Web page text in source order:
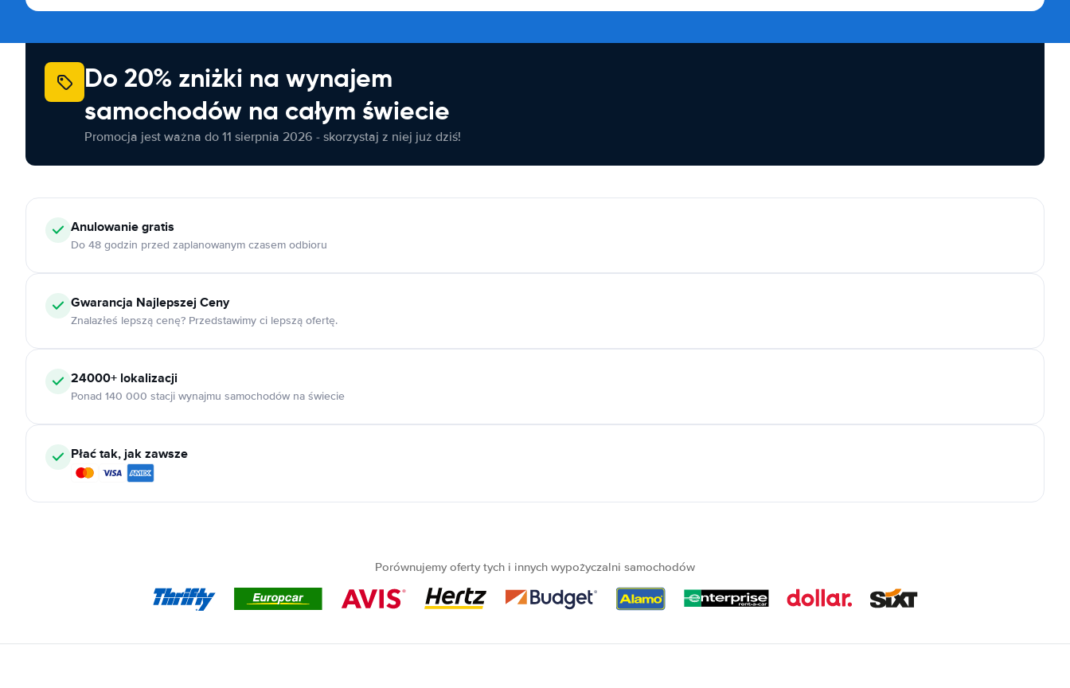
Do 20% zniżki na wynajem
samochodów na całym świecie
Promocja jest ważna do 11 sierpnia 2026 - skorzystaj z niej już dziś!
Anulowaniegratis
Do 48 godzin przed zaplanowanym czasem odbioru
Gwarancja Najlepszej Ceny
Znalazłeś lepszą cenę? Przedstawimy ci lepszą ofertę.
24000+ lokalizacji
Ponad 140 000 stacji wynajmu samochodów na świecie
Płać tak, jak zawsze
Porównujemy oferty tych i innych wypożyczalni samochodów